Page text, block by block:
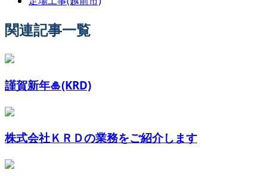
関連記事一覧
謹賀新年🎍(KRD)
株式会社ＫＲＤの業務をご紹介します